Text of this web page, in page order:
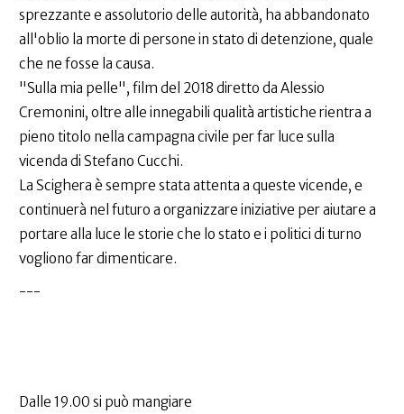
sprezzante e assolutorio delle autorità, ha abbandonato
all'oblio la morte di persone in stato di detenzione, quale
che ne fosse la causa.
"Sulla mia pelle", film del 2018 diretto da Alessio
Cremonini, oltre alle innegabili qualità artistiche rientra a
pieno titolo nella campagna civile per far luce sulla
vicenda di Stefano Cucchi.
La Scighera è sempre stata attenta a queste vicende, e
continuerà nel futuro a organizzare iniziative per aiutare a
portare alla luce le storie che lo stato e i politici di turno
vogliono far dimenticare.
---
Dalle 19.00 si può mangiare